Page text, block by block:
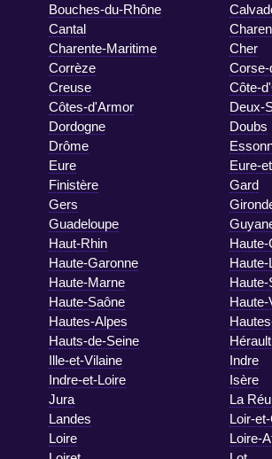
Bouches-du-Rhône
Cantal
Charente-Maritime
Cher
Corrèze
Corse-
Creuse
Côte-
Côtes-d'Armor
Deux-
Dordogne
Doubs
Drôme
Eure
Eure-
Finistère
Gard
Gers
Guadeloupe
Haut-Rhin
Haute-Garonne
Haute-
Haute-Marne
Haute-Saône
Haute-
Hautes-Alpes
Hauts-de-Seine
Hérault
Ille-et-Vilaine
Indre
Indre-et-Loire
Isère
Jura
La
Landes
Loir-
Loire
Loire-